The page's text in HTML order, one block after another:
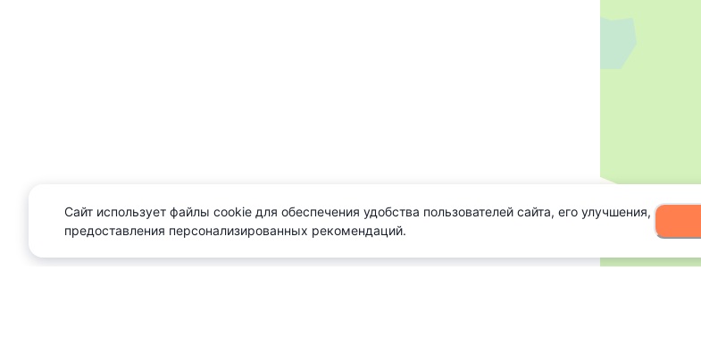
Сайт использует файлы cookie для обеспечения удобства пользователей сайта, его улучшения,
предоставления персонализированных рекомендаций.